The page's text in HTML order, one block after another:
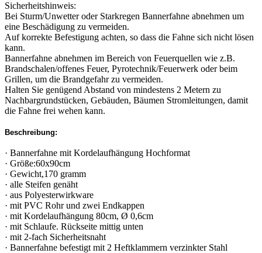
Sicherheitshinweis:
Bei Sturm/Unwetter oder Starkregen Bannerfahne abnehmen um
eine Beschädigung zu vermeiden.
Auf korrekte Befestigung achten, so dass die Fahne sich nicht lösen
kann.
Bannerfahne abnehmen im Bereich von Feuerquellen wie z.B.
Brandschalen/offenes Feuer, Pyrotechnik/Feuerwerk oder beim
Grillen, um die Brandgefahr zu vermeiden.
Halten Sie genügend Abstand von mindestens 2 Metern zu
Nachbargrundstücken, Gebäuden, Bäumen Stromleitungen, damit
die Fahne frei wehen kann.
Beschreibung:
· Bannerfahne mit Kordelaufhängung Hochformat
· Größe:60x90cm
· Gewicht,170 gramm
· alle Steifen genäht
· aus Polyesterwirkware
· mit PVC Rohr und zwei Endkappen
· mit Kordelaufhängung 80cm, Ø 0,6cm
· mit Schlaufe. Rückseite mittig unten
· mit 2-fach Sicherheitsnaht
· Bannerfahne befestigt mit 2 Heftklammern verzinkter Stahl